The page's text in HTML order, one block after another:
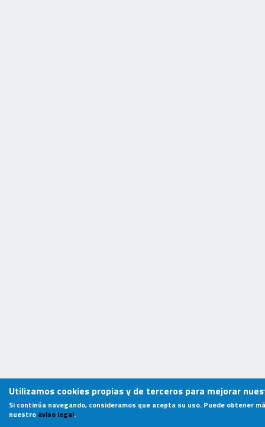
Utilizamos cookies propias y de terceros para mejorar
Si continúa navegando, consideramos que acepta su uso. Puede obtener
nuestro aviso legal.